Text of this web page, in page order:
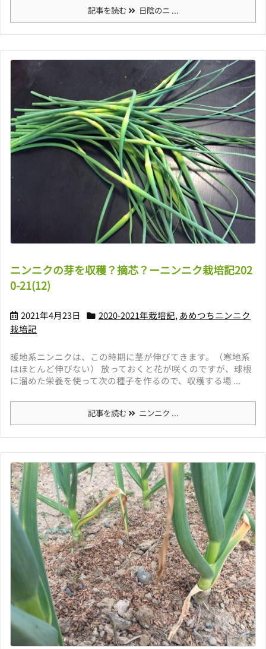
記事を読む 日陰のニ ...
ニンニクの芽を収穫？摘芯？ーニンニク栽培記202
0-21(12)
2021年4月23日 2020-2021年栽培記, あめつちニンニク
栽培記
暖地系ニンニクは、この時期に茎が伸びてきます。（寒地系
はほとんど伸びない） 放っておくと花が咲くのですが、球根
に溜めた栄養を使って次の種子を作るので、収穫する場 ...
記事を読む ニンニク ...